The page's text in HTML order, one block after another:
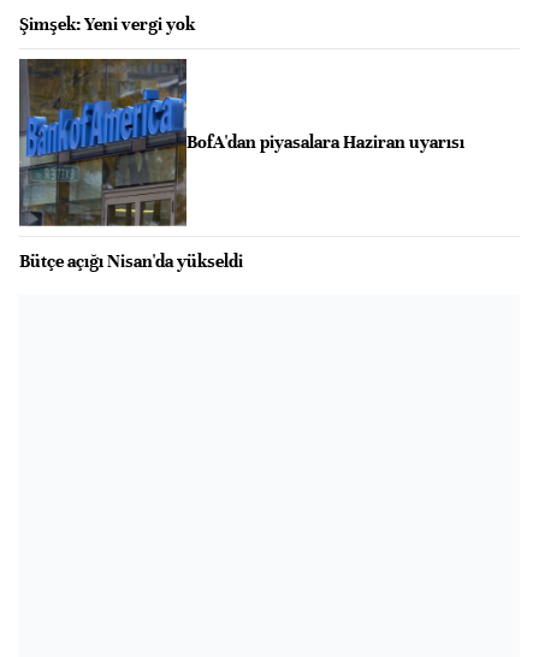
Şimşek: Yeni vergi yok
BofA'dan piyasalara Haziran uyarısı
Bütçe açığı Nisan'da yükseldi